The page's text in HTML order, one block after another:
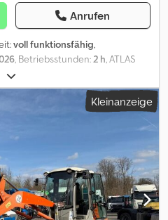
Anrufen
voll funktionsfähig,
, Betriebsstunden:2 h, ATLAS
Daten
Fabrikat: Deutz Dieselmotor
PS) bei 2200 U/min Max.
min Hubraum: 2920 cm³
Dksdjzr Hfzjpfx
DOC &
Vorbereitung für
Abschalter und Steckdose
ohne Radio, inkl.
per Stange
Kleinanzeige